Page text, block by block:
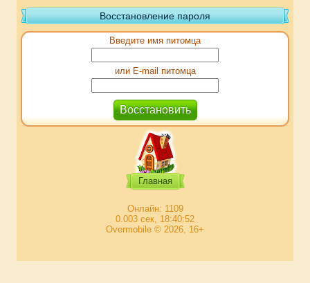
Восстановление пароля
Введите имя питомца
или E-mail питомца
Главная
Онлайн: 1109
0.003 сек, 18:40:52
Overmobile © 2026, 16+